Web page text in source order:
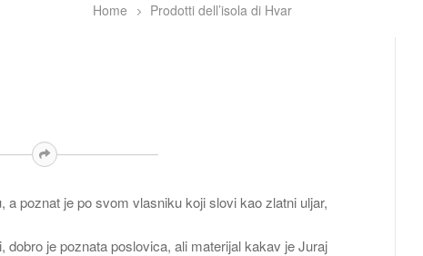
Home Prodotti dell’isola di Hvar
a poznat je po svom vlasniku koji slovi kao zlatni uljar,
je poznata poslovica, ali materijal kakav je Juraj